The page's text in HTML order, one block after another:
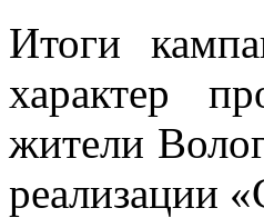
Итоги
характер
жители
реализации